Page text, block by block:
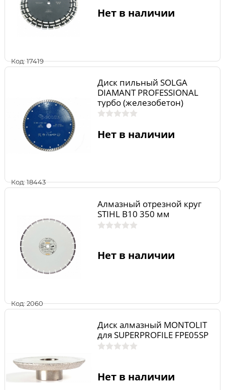
Код: 17419
Нет в наличии
Код: 18443
Диск пильный SOLGA
DIAMANT PROFESSIONAL
турбо (железобетон)
230мм/22,23
Нет в наличии
Код: 2060
Алмазный отрезной круг
STIHL В10 350 мм
Нет в наличии
Диск алмазный MONTOLIT
для SUPERPROFILE FPE05SP
Нет в наличии